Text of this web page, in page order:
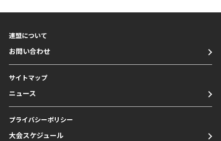
お問い合わせ
プライバシーポリシー
ニュース
連盟について
サイトマップ
大会スケジュール